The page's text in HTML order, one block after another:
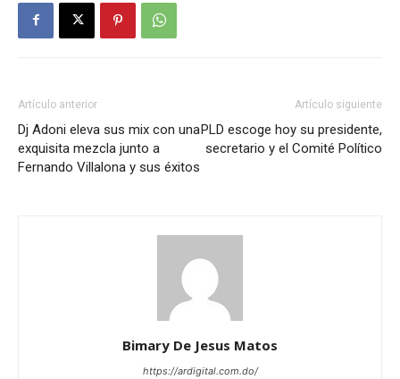
Artículo anterior
Dj Adoni eleva sus mix con una
exquisita mezcla junto a
Fernando Villalona y sus éxitos
Artículo siguiente
PLD escoge hoy su presidente,
secretario y el Comité Político
Bimary De Jesus Matos
https://ardigital.com.do/